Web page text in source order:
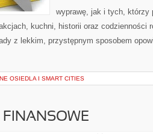
wyprawę, jak i tych, którzy
kuchni, historii oraz codzienności
z lekkim, przystępnym sposobem
OSIEDLA I SMART CITIES
FINANSOWE